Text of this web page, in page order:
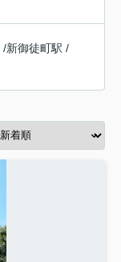
/新御徒町駅 /